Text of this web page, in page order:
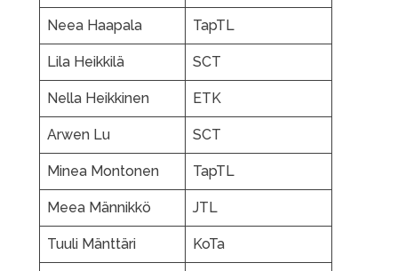
Neea Haapala TapTL
Lila Heikkilä SCT
Nella Heikkinen ETK
Arwen Lu SCT
Minea Montonen TapTL
Meea Männikkö JTL
Tuuli Mänttäri KoTa